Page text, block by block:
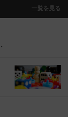
一覧を見る
後の部